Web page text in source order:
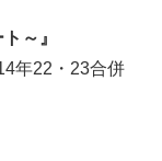
～』
年22・23合併